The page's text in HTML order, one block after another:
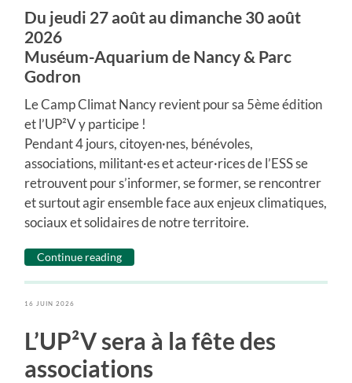
Du jeudi 27 août au dimanche 30 août
2026
Muséum-Aquarium de Nancy & Parc
Godron
Le Camp Climat Nancy revient pour sa 5ème édition
et l’UP²V y participe !
Pendant 4 jours, citoyen·nes, bénévoles,
associations, militant·es et acteur·rices de l’ESS se
retrouvent pour s’informer, se former, se rencontrer
et surtout agir ensemble face aux enjeux climatiques,
sociaux et solidaires de notre territoire.
Continue reading
16 JUIN 2026
L’UP²V sera à la fête des
associations